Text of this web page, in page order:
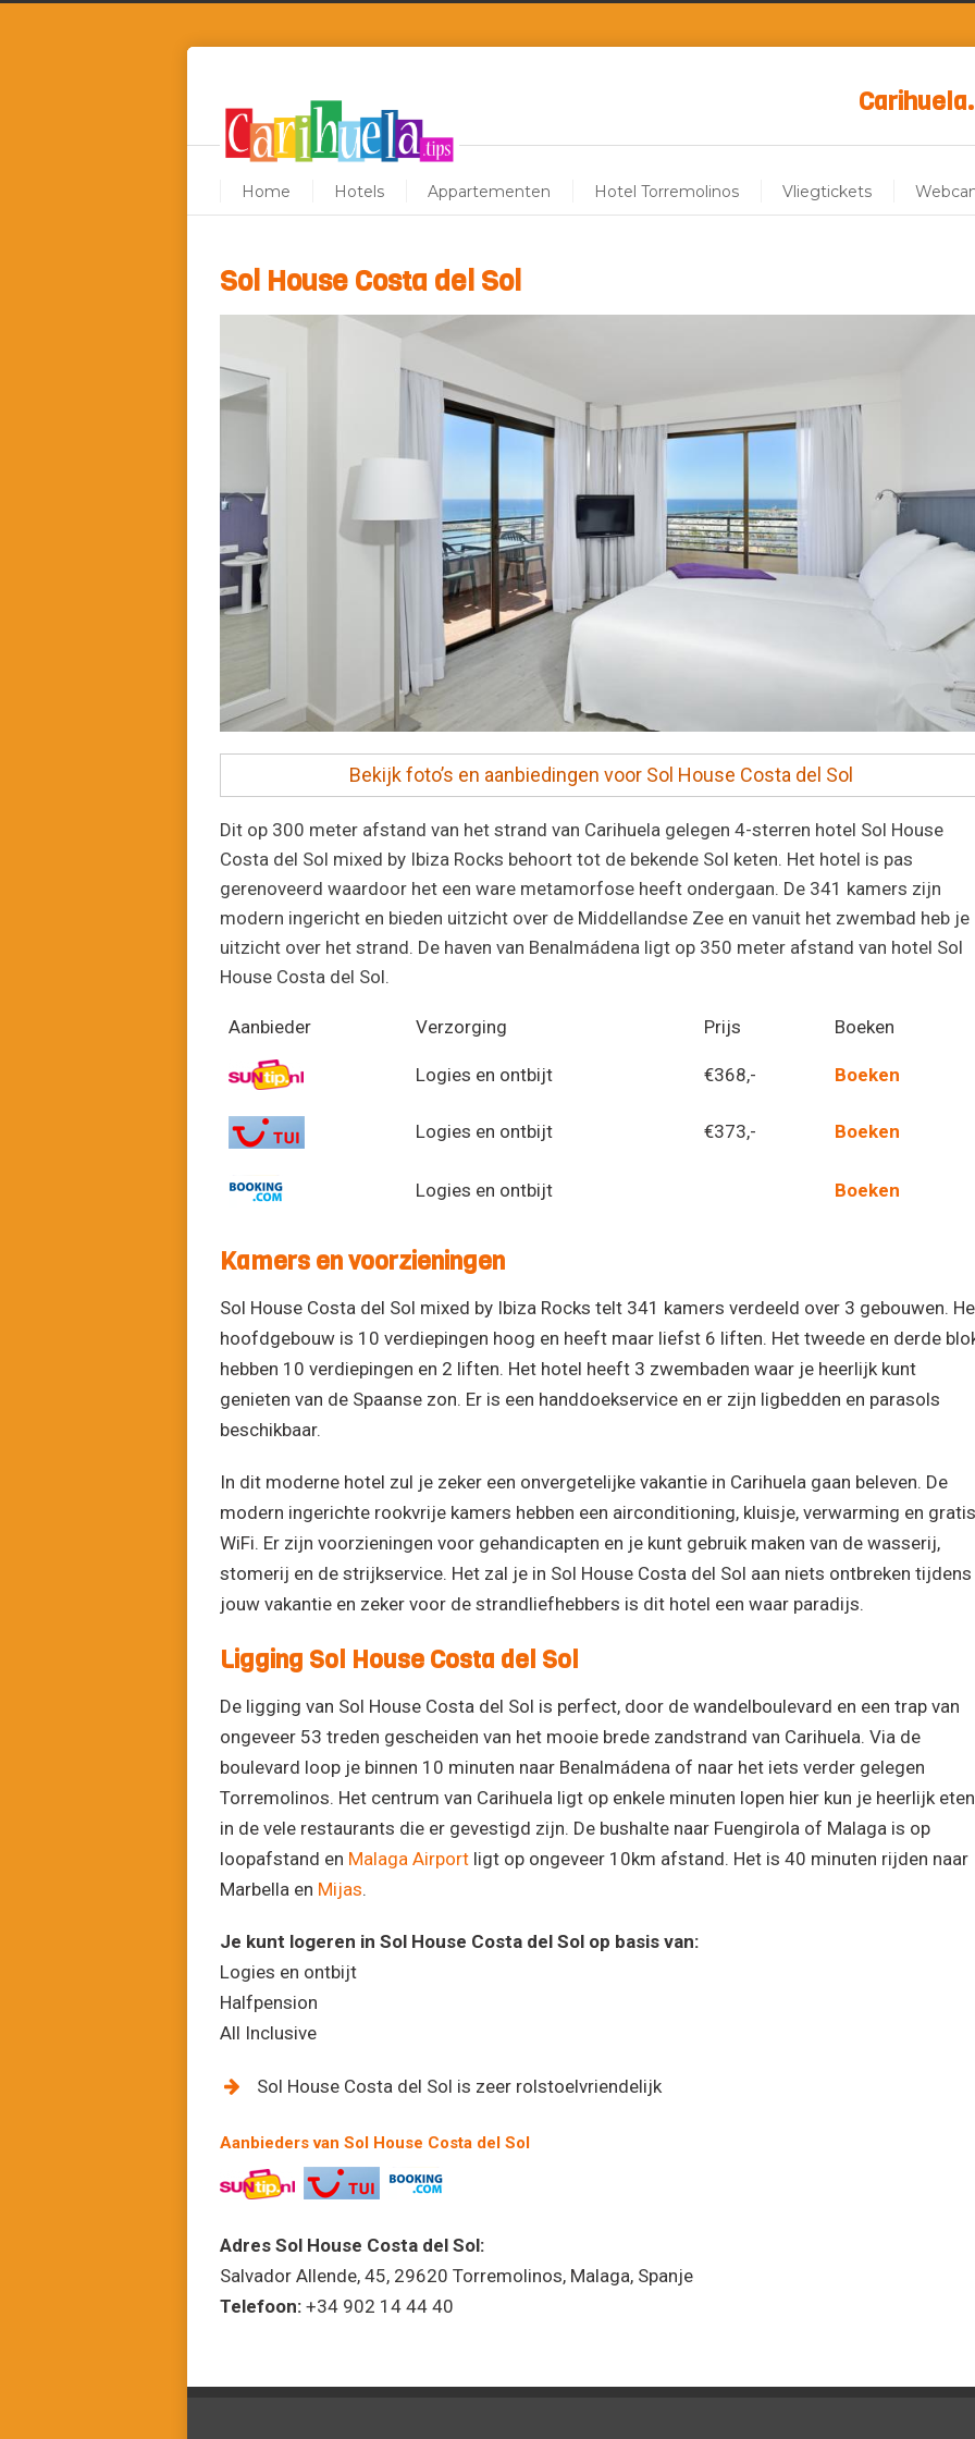
Home Hotels Appartementen Hotel Torremolinos Vliegtickets
Sol House Costa del Sol
Bekijk foto’s en aanbiedingen voor Sol House Costa del Sol
Dit op 300 meter afstand van het strand van Carihuela gelegen 4-sterren hotel Sol House
Costa del Sol mixed by Ibiza Rocks behoort tot de bekende Sol keten. Het hotel is pas
gerenoveerd waardoor het een ware metamorfose heeft ondergaan. De 341 kamers zijn
modern ingericht en bieden uitzicht over de Middellandse Zee en vanuit het zwembad heb je
uitzicht over het strand. De haven van Benalmádena ligt op 350 meter afstand van hotel Sol
House Costa del Sol.
Aanbieder Verzorging Prijs Boeken
Logies en ontbijt €368,- Boeken
Logies en ontbijt €373,- Boeken
Logies en ontbijt Boeken
Kamers en voorzieningen
Sol House Costa del Sol mixed by Ibiza Rocks telt 341 kamers verdeeld over 3 gebouwen.
hoofdgebouw is 10 verdiepingen hoog en heeft maar liefst 6 liften. Het tweede en derde
hebben 10 verdiepingen en 2 liften. Het hotel heeft 3 zwembaden waar je heerlijk kunt
genieten van de Spaanse zon. Er is een handdoekservice en er zijn ligbedden en parasols
beschikbaar.
In dit moderne hotel zul je zeker een onvergetelijke vakantie in Carihuela gaan beleven. De
modern ingerichte rookvrije kamers hebben een airconditioning, kluisje, verwarming en gratis
WiFi. Er zijn voorzieningen voor gehandicapten en je kunt gebruik maken van de wasserij,
stomerij en de strijkservice. Het zal je in Sol House Costa del Sol aan niets ontbreken tijdens
jouw vakantie en zeker voor de strandliefhebbers is dit hotel een waar paradijs.
Ligging Sol House Costa del Sol
De ligging van Sol House Costa del Sol is perfect, door de wandelboulevard en een trap van
ongeveer 53 treden gescheiden van het mooie brede zandstrand van Carihuela. Via de
boulevard loop je binnen 10 minuten naar Benalmádena of naar het iets verder gelegen
Torremolinos. Het centrum van Carihuela ligt op enkele minuten lopen hier kun je heerlijk eten
in de vele restaurants die er gevestigd zijn. De bushalte naar Fuengirola of Malaga is op
loopafstand en Malaga Airport ligt op ongeveer 10km afstand. Het is 40 minuten rijden naar
Marbella en Mijas.
Je kunt logeren in Sol House Costa del Sol op basis van:
Logies en ontbijt
Halfpension
All Inclusive
Sol House Costa del Sol is zeer rolstoelvriendelijk
Aanbieders van Sol House Costa del Sol
Adres Sol House Costa del Sol:
Salvador Allende, 45, 29620 Torremolinos, Malaga, Spanje
Telefoon: +34 902 14 44 40